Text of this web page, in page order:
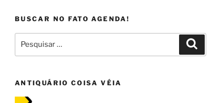
BUSCAR NO FATO AGENDA!
por:
ANTIQUÁRIO COISA VÉIA